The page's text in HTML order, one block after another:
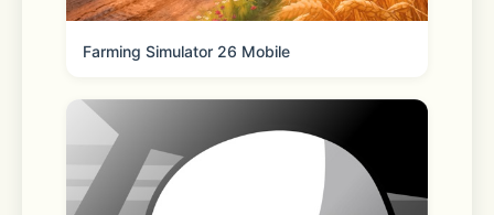
9.服务协议：
https://www.kuaishou.com/about/policy?
tab=protocol
Farming Simulator 26 Mobile